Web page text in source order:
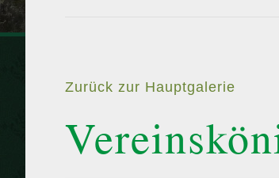
Zurück zur Hauptgalerie